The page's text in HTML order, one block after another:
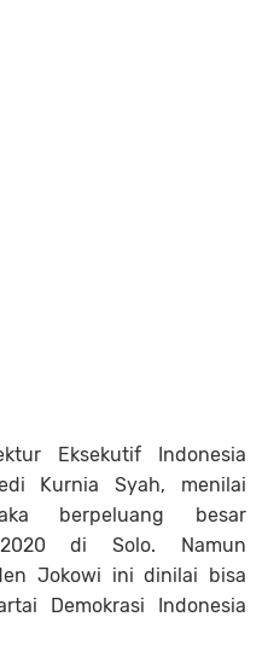
Eksekutif Indonesia
Kurnia Syah, menilai
berpeluang besar
2020 di Solo. Namun
Jokowi ini dinilai bisa
Demokrasi Indonesia